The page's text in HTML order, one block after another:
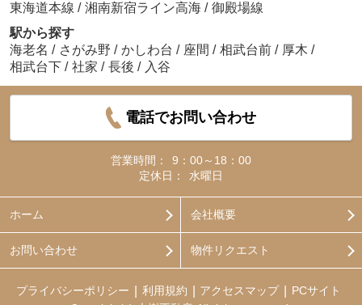
東海道本線 / 湘南新宿ライン高海 / 御殿場線
駅から探す
海老名 / さがみ野 / かしわ台 / 座間 / 相武台前 / 厚木 /
相武台下 / 社家 / 長後 / 入谷
電話でお問い合わせ
営業時間：
9：00～18：00
定休日：
水曜日
ホーム 会社概要
お問い合わせ 物件リクエスト
プライバシーポリシー 利用規約 アクセスマップ
PCサイト